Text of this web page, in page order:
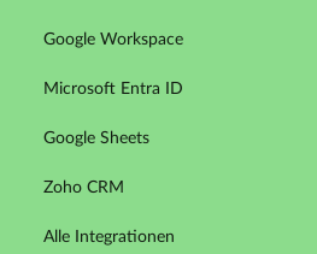
Google Workspace
Microsoft Entra ID
Google Sheets
Zoho CRM
Alle Integrationen